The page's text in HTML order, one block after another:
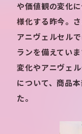
や価値観の変化
様化する昨今。
アニヴェルセル
ランを備えてい
変化やアニヴェ
について、商品
た。